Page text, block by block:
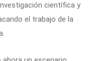
científica y
el trabajo de la